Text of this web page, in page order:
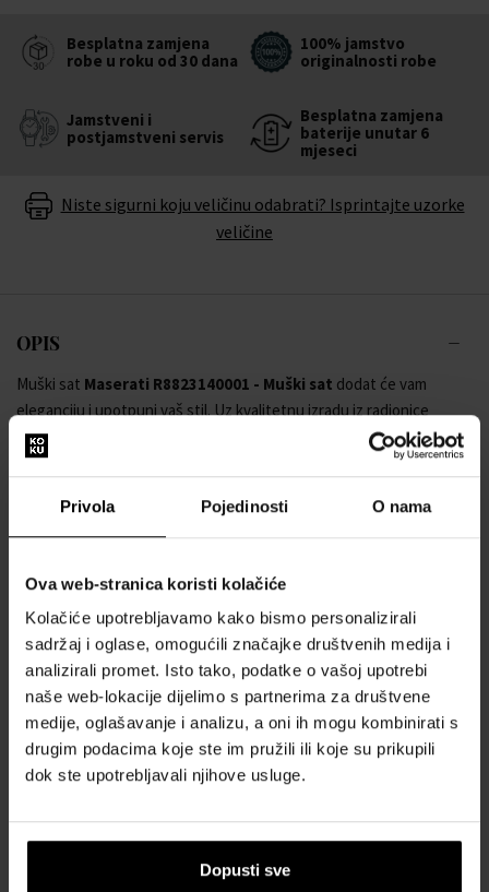
Privola Pojedinosti O nama
Ova web-stranica koristi kolačiće
Kolačiće upotrebljavamo kako bismo personalizirali
sadržaj i oglase, omogućili značajke društvenih medija i
analizirali promet. Isto tako, podatke o vašoj upotrebi
naše web-lokacije dijelimo s partnerima za društvene
medije, oglašavanje i analizu, a oni ih mogu kombinirati s
drugim podacima koje ste im pružili ili koje su prikupili
dok ste upotrebljavali njihove usluge.
Dopusti sve
Besplatna zamjena
robe u roku od 30 dana
100% jamstvo
originalnosti robe
Jamstveni i
postjamstveni servis
Besplatna zamjena
baterije unutar 6
mjeseci
Niste sigurni koju veličinu odabrati? Isprintajte uzorke
veličine
OPIS
Muški sat Maserati R8823140001 - Muški sat dodat će vam
eleganciju i upotpuni vaš stil. Uz kvalitetnu izradu iz radionice
brenda
ne morate se brinuti da ćete pogriješiti.
roku od 6 mjeseci. Stojimo iza proizvoda u našoj ponudi.
R8823140001 - Muški sat.
Opis:
Spol Muški
Boja brojčanika: plava
Staklo: Kaljeno mineralno staklo
Boja remena: Siva
Materijal remena Nehrđajući čelik
Boja kućišta: Siva